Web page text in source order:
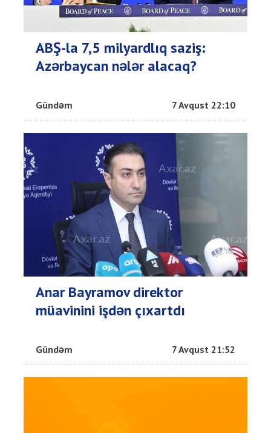
ABŞ-la 7,5 milyardlıq saziş:
Azərbaycan nələr alacaq?
Gündəm 7 Avqust 22:10
Anar Bayramov direktor
müavinini işdən çıxartdı
Gündəm 7 Avqust 21:52